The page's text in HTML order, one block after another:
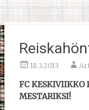
content
18.3.2013
FC KESKIVIIKKO
MESTARIKSI!